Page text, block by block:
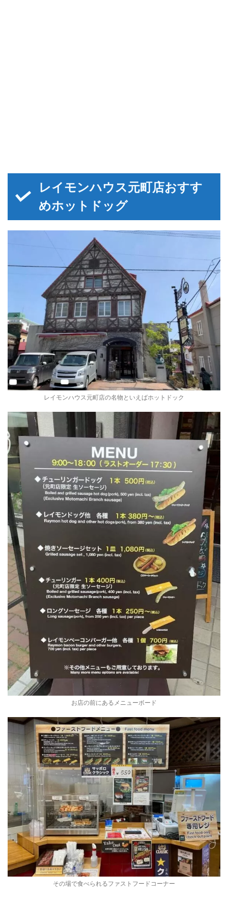
レイモンハウス元町店おすす
めホットドッグ
レイモンハウス元町店の名物といえばホットドック
お店の前にあるメニューボード
その場で食べられるファストフードコーナー